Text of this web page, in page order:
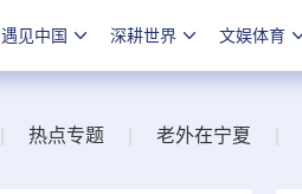
遇见中国 深耕世界 文娱体育
热点专题 老外在宁夏